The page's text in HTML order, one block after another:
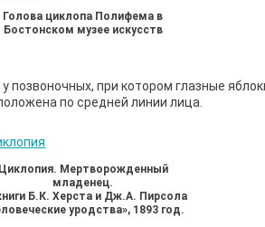
Голова циклопа Полифема в
Бостонском музее искусств
позвоночных, при котором глазные
по средней линии лица.
Циклопия. Мертворожденный
младенец.
Б.К. Херста и Дж.А. Пирсола
уродства», 1893 год.